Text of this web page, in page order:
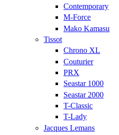
Contemporary
M-Force
Mako Kamasu
Tissot
Chrono XL
Couturier
PRX
Seastar 1000
Seastar 2000
T-Classic
T-Lady
Jacques Lemans